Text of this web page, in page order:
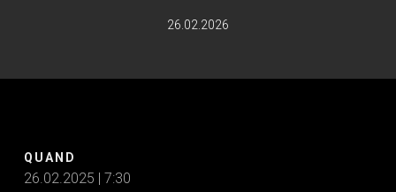
26.02.2026
QUAND
26.02.2025 | 7:30